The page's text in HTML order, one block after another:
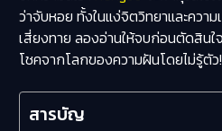
ว่าจับหอย ทั้งในแง่จิตวิทยาและควา
เสี่ยงทาย ลองอ่านให้จบก่อนตัดสินใ
โชคจากโลกของความฝันโดยไม่รู้ตัว!
สารบัญ